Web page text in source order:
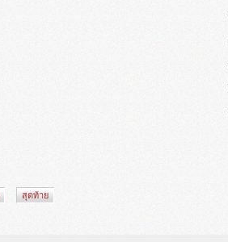
สุดท้าย